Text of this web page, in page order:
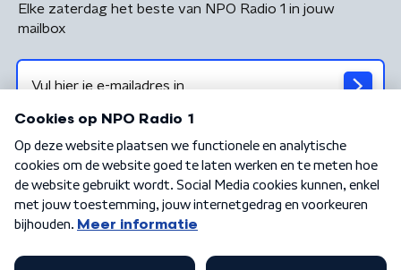
Elke zaterdag het beste van NPO Radio 1 in jouw
mailbox
Algemene voorwaarden